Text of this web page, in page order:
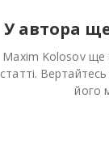
У автора
Maxim Kolosov ще
статті.
його